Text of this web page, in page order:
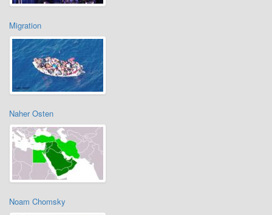
Migration
Naher Osten
Noam Chomsky